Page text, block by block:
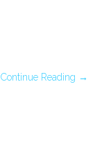
Continue Reading →